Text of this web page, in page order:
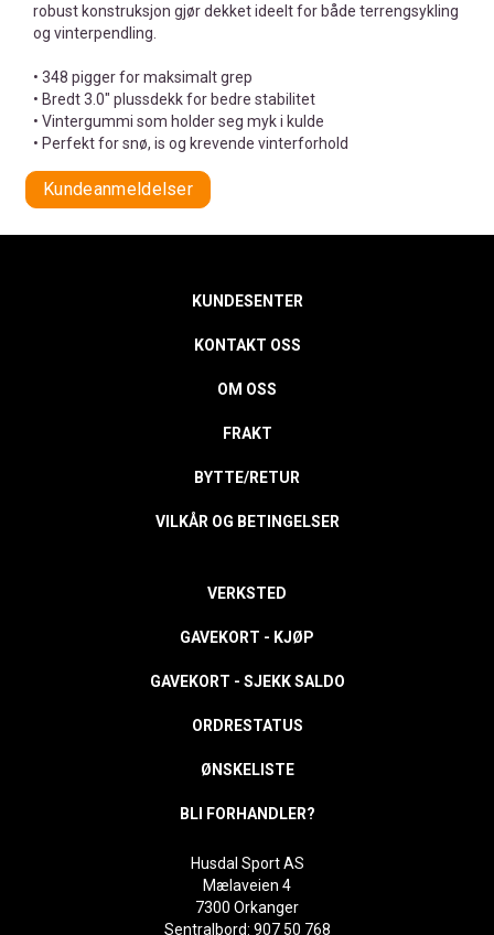
robust konstruksjon gjør dekket ideelt for både terrengsykling
og vinterpendling.
• 348 pigger for maksimalt grep
• Bredt 3.0" plussdekk for bedre stabilitet
• Vintergummi som holder seg myk i kulde
• Perfekt for snø, is og krevende vinterforhold
Kundeanmeldelser
KUNDESENTER
KONTAKT OSS
OM OSS
FRAKT
BYTTE/RETUR
VILKÅR OG BETINGELSER
VERKSTED
GAVEKORT - KJØP
GAVEKORT - SJEKK SALDO
ORDRESTATUS
ØNSKELISTE
BLI FORHANDLER?
Husdal Sport AS
Mælaveien 4
7300 Orkanger
Sentralbord: 907 50 768